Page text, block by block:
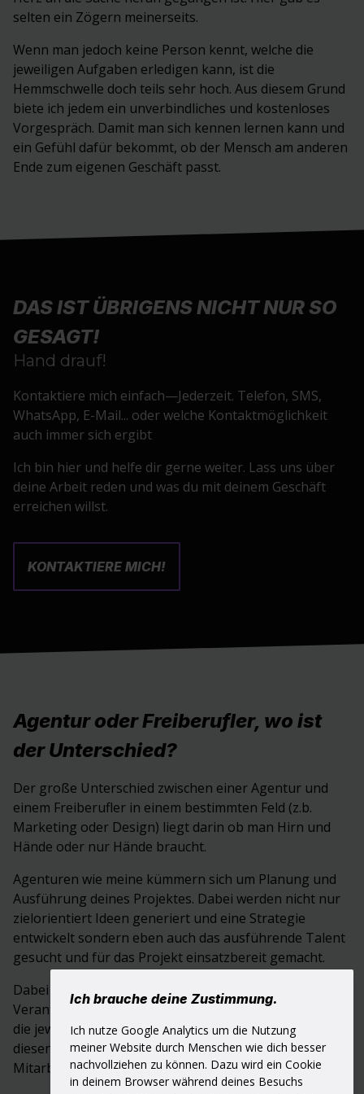
Ich brauche deine Zustimmung.
Ich nutze Google Analytics um die Nutzung
meiner Website durch Menschen wie dich besser
nachvollziehen zu können. Dazu wird ein Cookie
in deinem Browser während deines Besuchs
selten ein Zögern meinerseits.
Wenn man jedoch keine Person kennt, welche die
jeweiligen Aufgaben erledigen kann, ist die
Hemmschwelle doch teils sehr hoch. Aus diesem Grund
biete ich jedem ein unverbindliches und kostenloses
Vorgespräch. Damit man sich kennen lernen kann und
ein Gefühl dafür bekommt, ob der Mensch am anderen
Ende zum eigenen Geschäft passt.
DAS IST ÜBRIGENS NICHT NUR SO
GESAGT!
Hand drauf!
Kontaktiere mich einfach—Jederzeit. Telefon, SMS,
WhatsApp, E-Mail... oder welche Kontaktmöglichkeit
auch immer sich ergibt
Ich bin hier und helfe dir gerne weiter. Lass uns über
deine Arbeit reden und was du mit deinem Geschäft
erreichen willst.
KONTAKTIERE MICH!
Agentur oder Freiberufler, wo ist
der Unterschied?
Der große Unterschied zwischen einer Agentur und
einem Freiberufler in einem bestimmten Feld (z.b.
Marketing oder Design) liegt darin ob man Hirn und
Hände oder nur Hände braucht.
Agenturen wie meine kümmern sich um Planung und
Ausführung deines Projektes. Dabei werden nicht nur
zielorientiert Ideen generiert und eine Strategie
entwickelt sondern eben auch das ausführende Talent
gesucht und für das Projekt einsatzbereit gemacht.
Dabei trägt in der Regel die Agentur die
Verantwortung (und das Risiko) die richtigen Leute für
die jeweilig anfallen Aufgaben zu finden, Termine mit
diesen abzusprechen und das Projekt über viele
Mitarbeiter hinweg zu koordinieren.